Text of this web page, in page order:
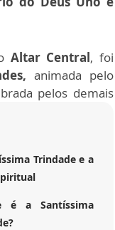
Altar Central, foi
animada pelo
pelos demais
Trindade e a
é a Santíssima